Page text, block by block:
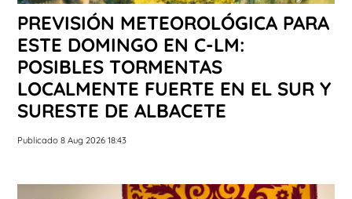
PREVISIÓN METEOROLÓGICA PARA
ESTE DOMINGO EN C-LM:
POSIBLES TORMENTAS
LOCALMENTE FUERTE EN EL SUR Y
SURESTE DE ALBACETE
Publicado 8 Aug 2026 18:43